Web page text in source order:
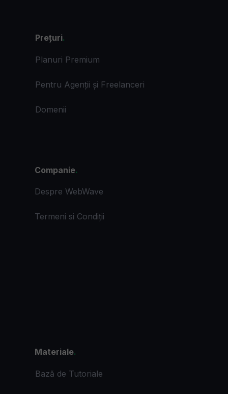
Despre WebWave
Termeni si Condiții
Companie.
Bază de Tutoriale
Materiale.
Planuri Premium
Pentru Agenții și Freelanceri
Domenii
Prețuri.